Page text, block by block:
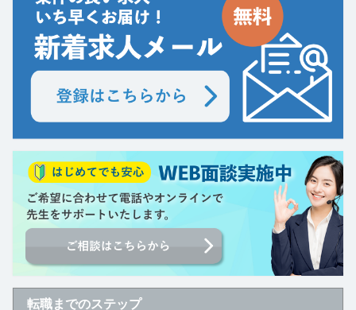
転職までのステップ